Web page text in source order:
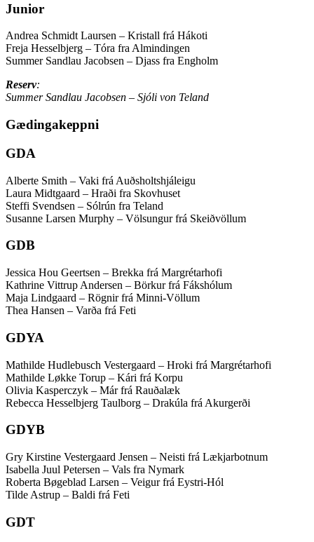
Junior
Andrea Schmidt Laursen – Kristall frá Hákoti
Freja Hesselbjerg – Tóra fra Almindingen
Summer Sandlau Jacobsen – Djass fra Engholm
Reserv:
Summer Sandlau Jacobsen – Sjóli von Teland
Gædingakeppni
GDA
Alberte Smith – Vaki frá Auðsholtshjáleigu
Laura Midtgaard – Hraði fra Skovhuset
Steffi Svendsen – Sólrún fra Teland
Susanne Larsen Murphy – Völsungur frá Skeiðvöllum
GDB
Jessica Hou Geertsen – Brekka frá Margrétarhofi
Kathrine Vittrup Andersen – Börkur frá Fákshólum
Maja Lindgaard – Rögnir frá Minni-Völlum
Thea Hansen – Varða frá Feti
GDYA
Mathilde Hudlebusch Vestergaard – Hroki frá Margrétarhofi
Mathilde Løkke Torup – Kári frá Korpu
Olivia Kasperczyk – Már frá Rauðalæk
Rebecca Hesselbjerg Taulborg – Drakúla frá Akurgerði
GDYB
Gry Kirstine Vestergaard Jensen – Neisti frá Lækjarbotnum
Isabella Juul Petersen – Vals fra Nymark
Roberta Bøgeblad Larsen – Veigur frá Eystri-Hól
Tilde Astrup – Baldi frá Feti
GDT